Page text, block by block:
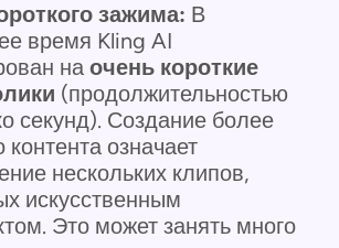
зажима: В
время Kling AI
на очень короткие
(продолжительностью
секунд). Создание более
контента означает
нескольких клипов,
искусственным
Это может занять много